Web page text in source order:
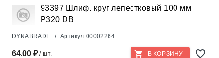
93397 Шлиф. круг лепестковый 100 мм
Р320 DB
DYNABRADE / Артикул 00002264
64.00 ₽/ шт. В КОРЗИНУ